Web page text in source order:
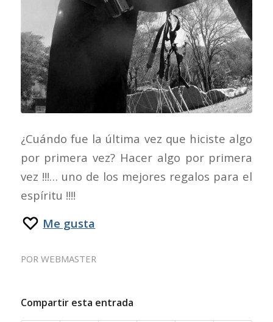
¿Cuándo fue la última vez que hiciste algo
por primera vez? Hacer algo por primera
vez !!!… uno de los mejores regalos para el
espíritu !!!!
Me gusta
POR WEBMASTER
Compartir esta entrada